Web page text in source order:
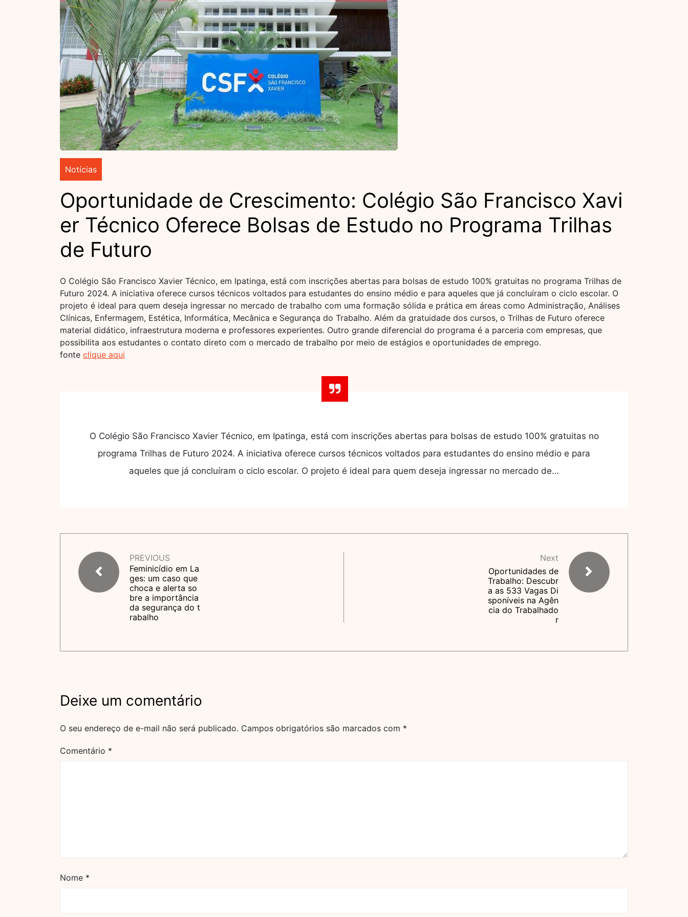
Notícias
Oportunidade de Crescimento: Colégio São Francisco Xavi
er Técnico Oferece Bolsas de Estudo no Programa Trilhas
de Futuro
O Colégio São Francisco Xavier Técnico, em Ipatinga, está com inscrições abertas para bolsas de estudo 100% gratuitas no programa Trilhas de
Futuro 2024. A iniciativa oferece cursos técnicos voltados para estudantes do ensino médio e para aqueles que já concluíram o ciclo escolar. O
projeto é ideal para quem deseja ingressar no mercado de trabalho com uma formação sólida e prática em áreas como Administração, Análises
Clínicas, Enfermagem, Estética, Informática, Mecânica e Segurança do Trabalho. Além da gratuidade dos cursos, o Trilhas de Futuro oferece
material didático, infraestrutura moderna e professores experientes. Outro grande diferencial do programa é a parceria com empresas, que
possibilita aos estudantes o contato direto com o mercado de trabalho por meio de estágios e oportunidades de emprego.
fonte clique aqui
O Colégio São Francisco Xavier Técnico, em Ipatinga, está com inscrições abertas para bolsas de estudo 100% gratuitas no
programa Trilhas de Futuro 2024. A iniciativa oferece cursos técnicos voltados para estudantes do ensino médio e para
aqueles que já concluíram o ciclo escolar. O projeto é ideal para quem deseja ingressar no mercado de…
PREVIOUS
Feminicídio em La
ges: um caso que
choca e alerta so
bre a importância
da segurança do t
rabalho
Next
Oportunidades de
Trabalho: Descubr
a as 533 Vagas Di
sponíveis na Agên
cia do Trabalhado
r
Deixe um comentário
O seu endereço de e-mail não será publicado. Campos obrigatórios são marcados com *
Comentário *
Nome *